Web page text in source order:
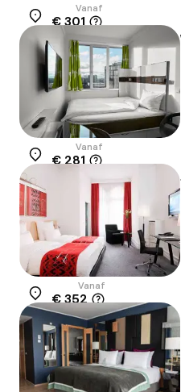
Locatie
Vanaf
€ 301
Locatie
Vanaf
€ 281
Locatie
Vanaf
€ 352